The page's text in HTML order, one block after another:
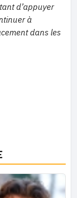
d’appuyer
à
dans les